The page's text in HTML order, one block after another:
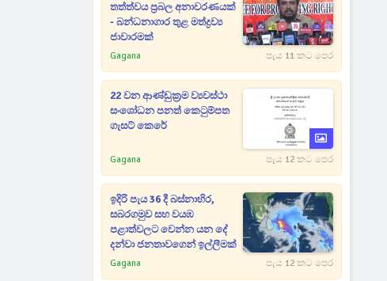
තත්ත්වය ප්‍රබල අනාවරණයක්
- බන්ධනාගාර තුළ මත්ද්‍රව්‍ය
ජාවාරමක්
Gagana පැය 11 කට පෙර
22 වන ආණ්ඩුක්‍රම ව්‍යවස්ථා
සංශෝධන පනත් කෙටුම්පත
ගැසට් කෙරේ
Gagana පැය 12 කට පෙර
ඉදිරි පැය 36 දී බස්නාහිර,
සබරගමුව සහ වයඹ
පළාත්වලට වෙන්න යන දේ
දන්වා ජනතාවගෙන් ඉල්ලීමක්
Gagana පැය 12 කට පෙර